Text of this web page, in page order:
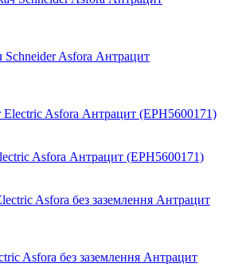
Asfora Антрацит
Asfora Антрацит (EPH5600171)
Asfora без заземлення Антрацит